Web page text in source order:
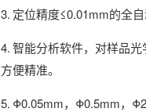
3. 定位精度≤0.01mm的全
4. 智能分析软件，对样品
方便精准。
5. Φ0.05mm，Φ0.5mm，